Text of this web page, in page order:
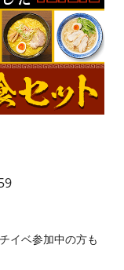
イベ参加中の方も